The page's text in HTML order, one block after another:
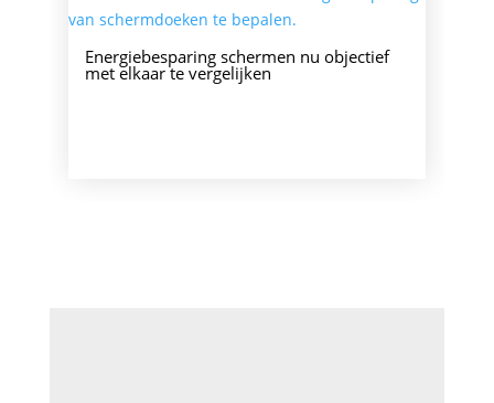
Energiebesparing schermen nu objectief
met elkaar te vergelijken